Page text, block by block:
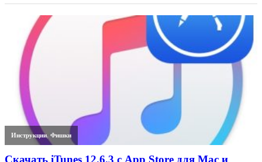
Инструкции,Фишки
Скачать iTunes 12.6.3 с App Store для Mac и